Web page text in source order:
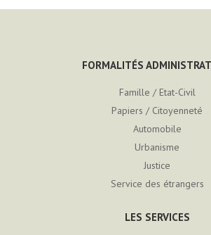
FORMALITÉS
Famille / Etat-Civil
Papiers / Citoyenneté
Automobile
Urbanisme
Justice
Service des étrangers
LES SERVICES